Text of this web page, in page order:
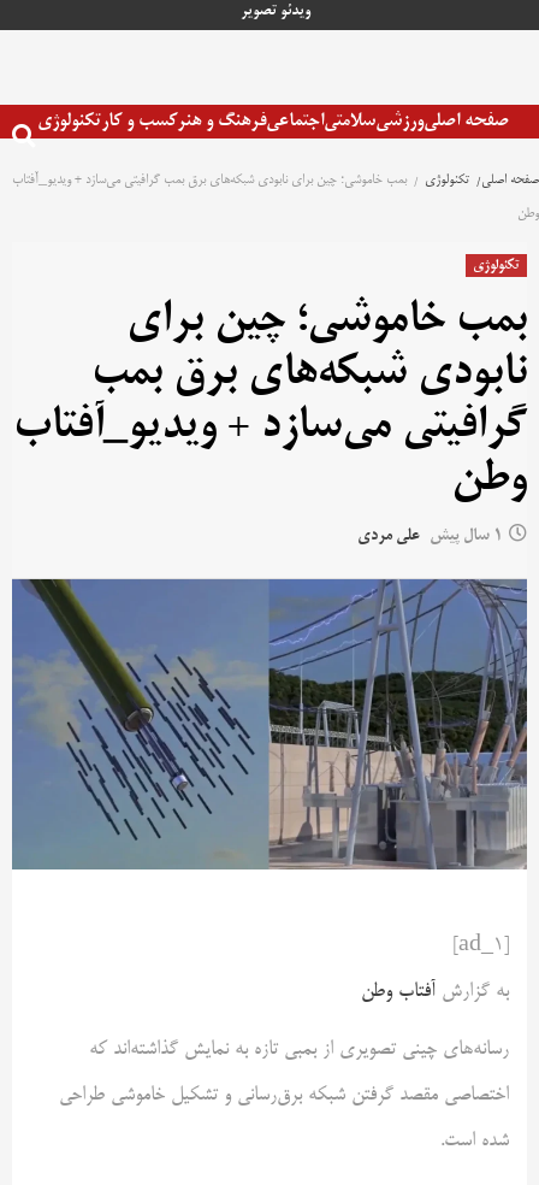
ویدئو تصویر
صفحه اصلیورزشیسلامتیاجتماعیفرهنگ و هنرکسب و کارتکنولوژی
صفحه اصلی تکنولوژی
بمب خاموشی؛ چین برای نابودی شبکه‌های برق بمب گرافیتی می‌سازد + ویدیو_آفتاب
وطن
تکنولوژی
بمب خاموشی؛ چین برای
نابودی شبکه‌های برق بمب
گرافیتی می‌سازد + ویدیو_آفتاب
وطن
1 سال پیش علی مردی
به گزارش آفتاب وطن
رسانه‌های چینی تصویری از بمبی تازه به نمایش گذاشته‌اند که
اختصاصی مقصد گرفتن شبکه برق‌رسانی و تشکیل خاموشی طراحی
شده است.